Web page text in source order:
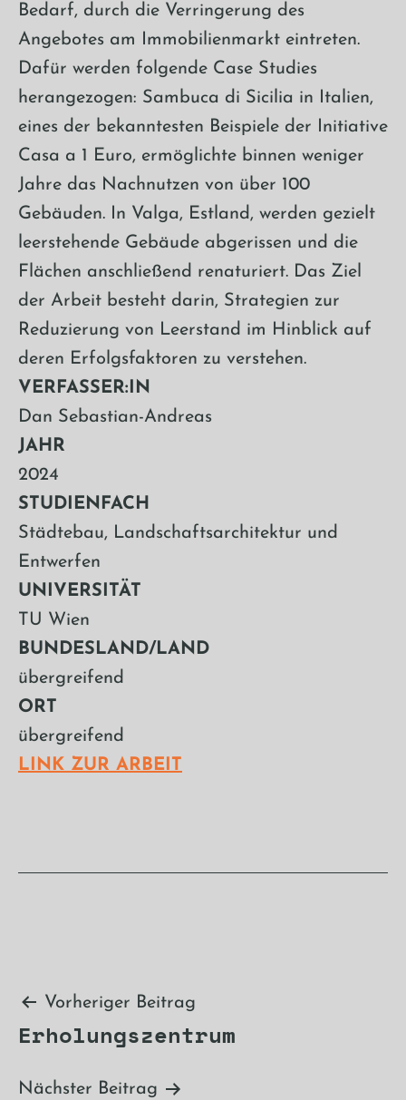
Bedarf, durch die Verringerung des
Angebotes am Immobilienmarkt eintreten.
Dafür werden folgende Case Studies
herangezogen: Sambuca di Sicilia in Italien,
eines der bekanntesten Beispiele der Initiative
Casa a 1 Euro, ermöglichte binnen weniger
Jahre das Nachnutzen von über 100
Gebäuden. In Valga, Estland, werden gezielt
leerstehende Gebäude abgerissen und die
Flächen anschließend renaturiert. Das Ziel
der Arbeit besteht darin, Strategien zur
Reduzierung von Leerstand im Hinblick auf
deren Erfolgsfaktoren zu verstehen.
VERFASSER:IN
Dan Sebastian-Andreas
JAHR
2024
STUDIENFACH
Städtebau, Landschaftsarchitektur und
Entwerfen
UNIVERSITÄT
TU Wien
BUNDESLAND/LAND
übergreifend
ORT
übergreifend
LINK ZUR ARBEIT
Beitragsnavigation
Vorheriger Beitrag
Erholungszentrum
Nächster Beitrag